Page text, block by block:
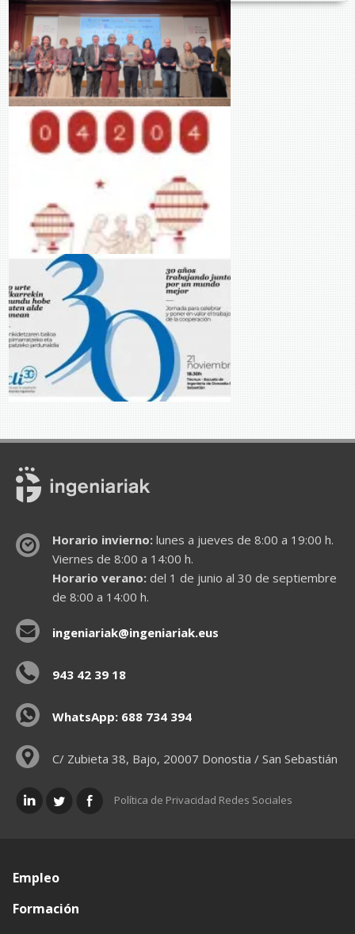
Horario invierno:lunes a jueves de 8:00 a 19:00 h.
Viernes de 8:00 a 14:00 h.
Horario verano:del 1 de junio al 30 de septiembre
de 8:00 a 14:00 h.
ingeniariak@ingeniariak.eus
943 42 39 18
WhatsApp: 688 734 394
C/ Zubieta 38, Bajo, 20007 Donostia / San Sebastián
Política de Privacidad Redes Sociales
Empleo
Formación